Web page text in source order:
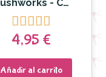
Brushworks - Cortauñas para pies

4,95 €
Añadir al carrito